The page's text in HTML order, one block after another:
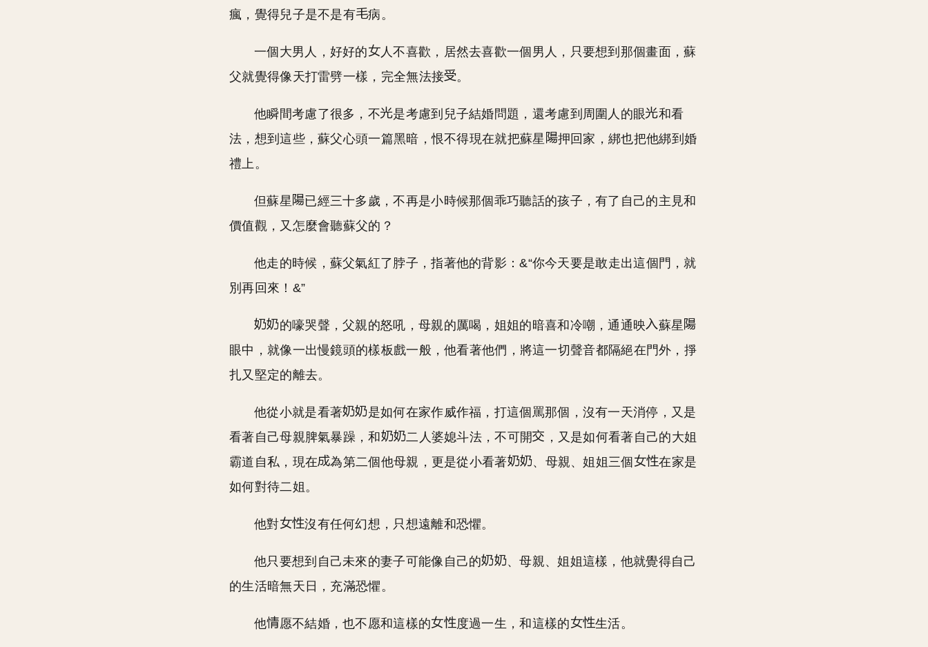
瘋，覺得兒子是不是有
病。
一個大男人，好好的
人不喜歡，居然去喜歡一個男人，只要想到那個畫面，蘇
父就覺得像天打雷劈一樣，完全無法接
。
他瞬間考慮了很多，不 是考慮到兒子結婚問題，還考慮到周圍人的眼
和看
法，想到這些，蘇父心頭一篇黑暗，恨不得現在就把蘇星
押回家，綁也把他綁到婚
禮上。
但蘇星
已經三十多歲，不再是小時候那個乖巧聽話的孩子，有了自己的主見和
價值觀，又怎麼會聽蘇父的？
他走的時候，蘇父氣紅了脖子，指著他的背影：&“你今天要是敢走出這個門，就
別再回來！&”
的嚎哭聲，父親的怒吼，母親的厲喝，姐姐的暗喜和冷嘲，通通映
蘇星
眼中，就像一出慢鏡頭的樣板戲一般，他看著他們，將這一切聲音都隔絕在門外，掙
扎又堅定的離去。
他從小就是看著
是如何在家作威作福，打這個罵那個，沒有一天消停，又是
看著自己母親脾氣暴躁，和
二人婆媳斗法，不可開
，又是如何看著自己的大姐
霸道自私，現在
為第二個他母親，更是從小看著 、母親、姐姐三個
在家是
如何對待二姐。
他對 沒有任何幻想，只想遠離和恐懼。
他只要想到自己未來的妻子可能像自己的
、母親、姐姐這樣，他就覺得自己
的生活暗無天日，充滿恐懼。
他 愿不結婚，也不愿和這樣的 度過一生，和這樣的 生活。